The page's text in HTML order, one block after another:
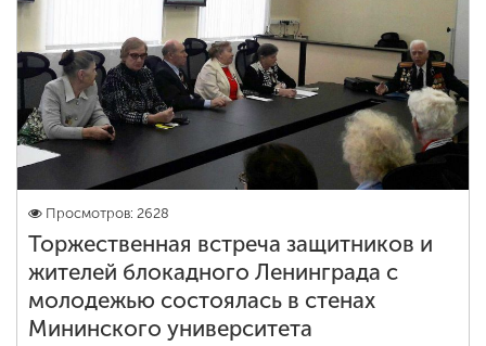
Просмотров: 2628
Торжественная встреча защитников и
жителей блокадного Ленинграда с
молодежью состоялась в стенах
Мининского университета